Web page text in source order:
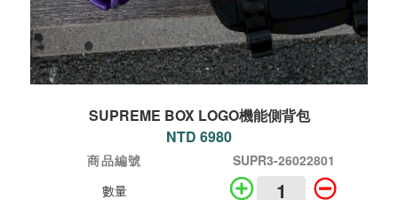
SUPREME BOX LOGO機能側背包
NTD 6980
商品編號
SUPR3-26022801
數量